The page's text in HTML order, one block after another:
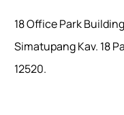
18 Office Park
Simatupang Kav. 18
12520.